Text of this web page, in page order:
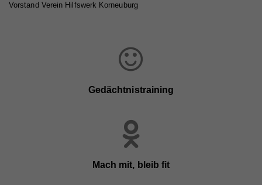
Vorstand Verein Hilfswerk Korneuburg
Gedächtnistraining
Mach mit, bleib fit